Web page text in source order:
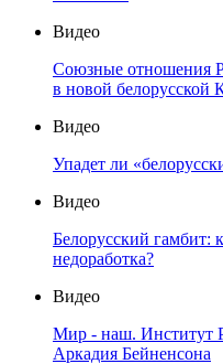
Видео
Союзные отношения
в новой белорусской
Видео
Упадет ли
Видео
Белорусский гамбит:
недоработка?
Видео
Мир - наш. Институт
Аркадия Бейненсона